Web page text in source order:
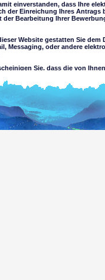
einverstanden, dass Ihre
der Einreichung Ihres Antrags
Bearbeitung Ihrer
Website gestatten Sie dem
Messaging, oder andere
Sie, dass die von
diese Website zu keinem